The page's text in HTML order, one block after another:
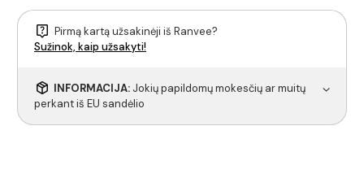
Pirmą kartą užsakinėji iš Ranvee?
Sužinok, kaip užsakyti!
INFORMACIJA: Jokių papildomų mokesčių ar muitų
perkant iš EU sandėlio